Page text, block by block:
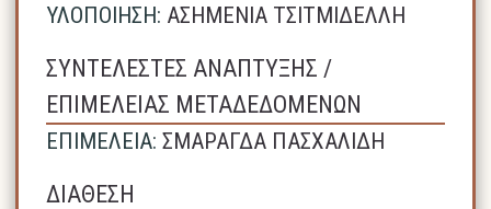
ΥΛΟΠΟΙΗΣΗ: ΑΣΗΜΕΝΙΑ ΤΣΙΤΜΙΔΕΛΛΗ
ΣΥΝΤΕΛΕΣΤΕΣ ΑΝΑΠΤΥΞΗΣ /
ΕΠΙΜΕΛΕΙΑΣ ΜΕΤΑΔΕΔΟΜΕΝΩΝ
ΕΠΙΜΕΛΕΙΑ: ΣΜΑΡΑΓΔΑ ΠΑΣΧΑΛΙΔΗ
ΔΙΑΘΕΣΗ